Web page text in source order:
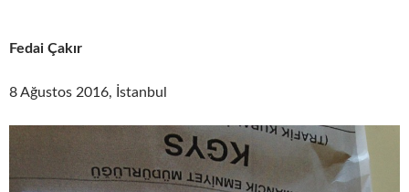
Fedai Çakır
8 Ağustos 2016, İstanbul